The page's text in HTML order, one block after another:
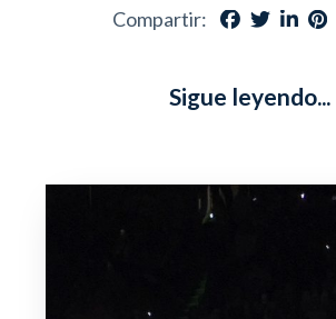
Compartir:
Sigue leyendo...